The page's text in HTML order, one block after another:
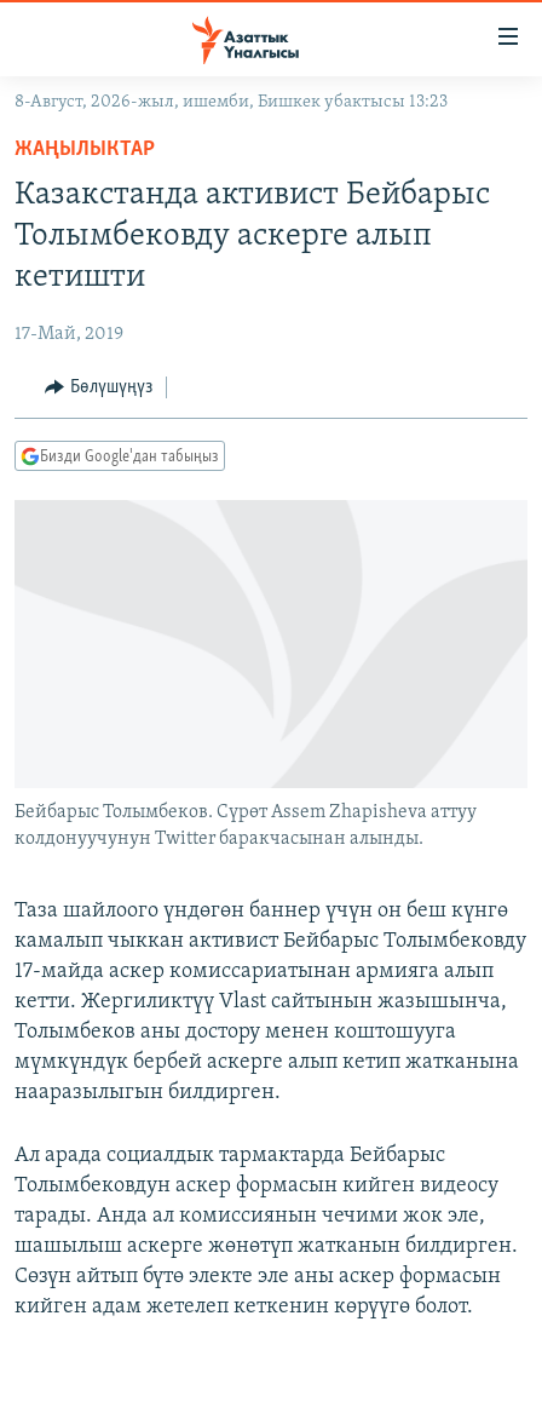
Навигацияга
өтүңүз
Издөөгө
салыңызКЫРГЫЗСТАН
МАДАНИЯТ
ТВ ПРОГРАММАЛАР
БҮГҮН АЗАТТЫКТА
ПОДКАСТ
Русский
8-Август, 2026-жыл, ишемби, Бишкек убактысы 13:23
ЖАҢЫЛЫКТАР
Казакстанда активист Бейбарыс
Толымбековду аскерге алып
кетишти
17-Май, 2019
Бөлүшүңүз
Бизди Google'дан табыңыз
Бейбарыс Толымбеков. Сүрөт Assem Zhapisheva аттуу
колдонуучунун Twitter баракчасынан алынды.
Таза шайлоого үндөгөн баннер үчүн он беш күнгө
камалып чыккан активист Бейбарыс Толымбековду
17-майда аскер комиссариатынан армияга алып
кетти. Жергиликтүү Vlast сайтынын жазышынча,
Толымбеков аны достору менен коштошууга
мүмкүндүк бербей аскерге алып кетип жатканына
нааразылыгын билдирген.
Ал арада социалдык тармактарда Бейбарыс
Толымбековдун аскер формасын кийген видеосу
тарады. Анда ал комиссиянын чечими жок эле,
шашылыш аскерге жөнөтүп жатканын билдирген.
Сөзүн айтып бүтө электе эле аны аскер формасын
кийген адам жетелеп кеткенин көрүүгө болот.